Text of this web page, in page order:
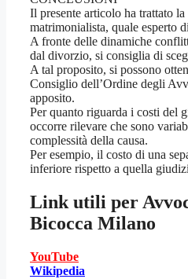
Il presente articolo ha trattato
matrimonialista, quale esperto
A fronte delle dinamiche
dal divorzio, si consiglia di
A tal proposito, si possono
Consiglio dell’Ordine degli
apposito.
Per quanto riguarda i costi del
occorre rilevare che sono
complessità della causa.
Per esempio, il costo di una
inferiore rispetto a quella
Link utili per
Bicocca Milano
YouTube
Wikipedia